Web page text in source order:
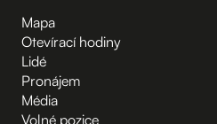
Mapa
Otevírací hodiny
Lidé
Pronájem
Média
Volné pozice